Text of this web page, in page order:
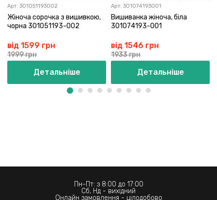
Арт: 301051193002
Жіноча сорочка з вишивкою,
чорна 301051193-002
від 1599 грн
1999 грн
Детальніше
Арт: 301074193001
Вишиванка жіноча, біла
301074193-001
від 1546 грн
1933 грн
Детальніше
Пн-Пт: з 8:00 до 17:00
Сб, Нд - вихідний
Онлайн замовлення - цілодобово